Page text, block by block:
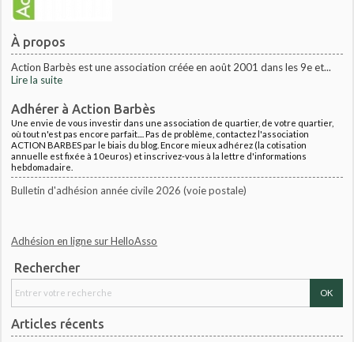
À propos
Action Barbès est une association créée en août 2001 dans les 9e et...
Lire la suite
Adhérer à Action Barbès
Une envie de vous investir dans une association de quartier, de votre quartier,
où tout n'est pas encore parfait.... Pas de problème, contactez l'association
ACTION BARBES par le biais du blog. Encore mieux adhérez (la cotisation
annuelle est fixée à 10euros) et inscrivez-vous à la lettre d'informations
hebdomadaire.
Bulletin d'adhésion année civile 2026 (voie postale)
Adhésion en ligne sur HelloAsso
Rechercher
Articles récents